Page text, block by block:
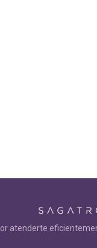
atenderte